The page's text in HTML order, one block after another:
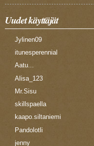
Uudet käyttäjät
Jylinen09
itunesperennial
Aatu...
Alisa_123
Mr.Sisu
skillspaella
kaapo.siltaniemi
Pandolotli
jenny